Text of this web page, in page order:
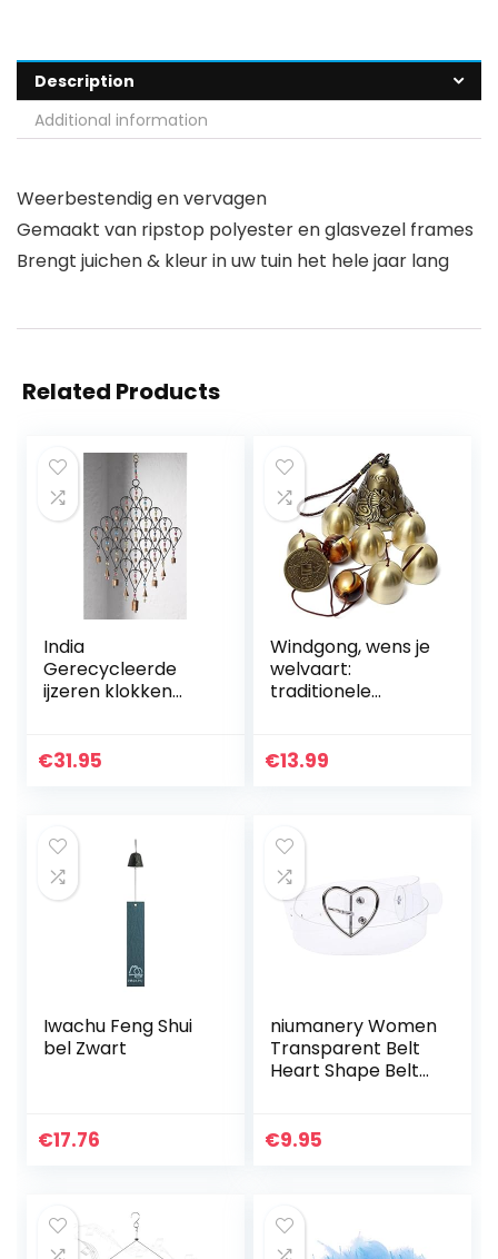
Description
Additional information
Weerbestendig en vervagen
Gemaakt van ripstop polyester en glasvezel frames
Brengt juichen & kleur in uw tuin het hele jaar lang
Related Products
India
Gerecycleerde
ijzeren klokken
€31.95
Windgong, wens je
welvaart:
traditionele
e 4 buizen 5 bellen
€13.99
Iwachu Feng Shui
bel Zwart
€17.76
niumanery Women
Transparent Belt
Heart Shape Belt
€9.95